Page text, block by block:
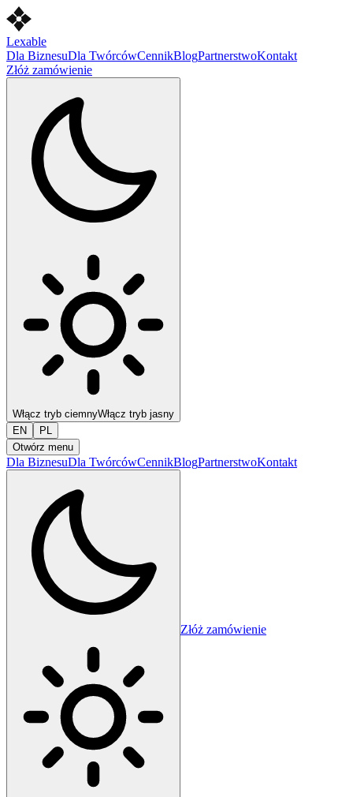
Lexable
Dla BiznesuDla TwórcówCennikBlogPartnerstwoKontakt
Złóż zamówienie
Włącz tryb ciemnyWłącz tryb jasny
EN
PL
Otwórz menu
Dla BiznesuDla TwórcówCennikBlogPartnerstwoKontakt
Złóż zamówienie